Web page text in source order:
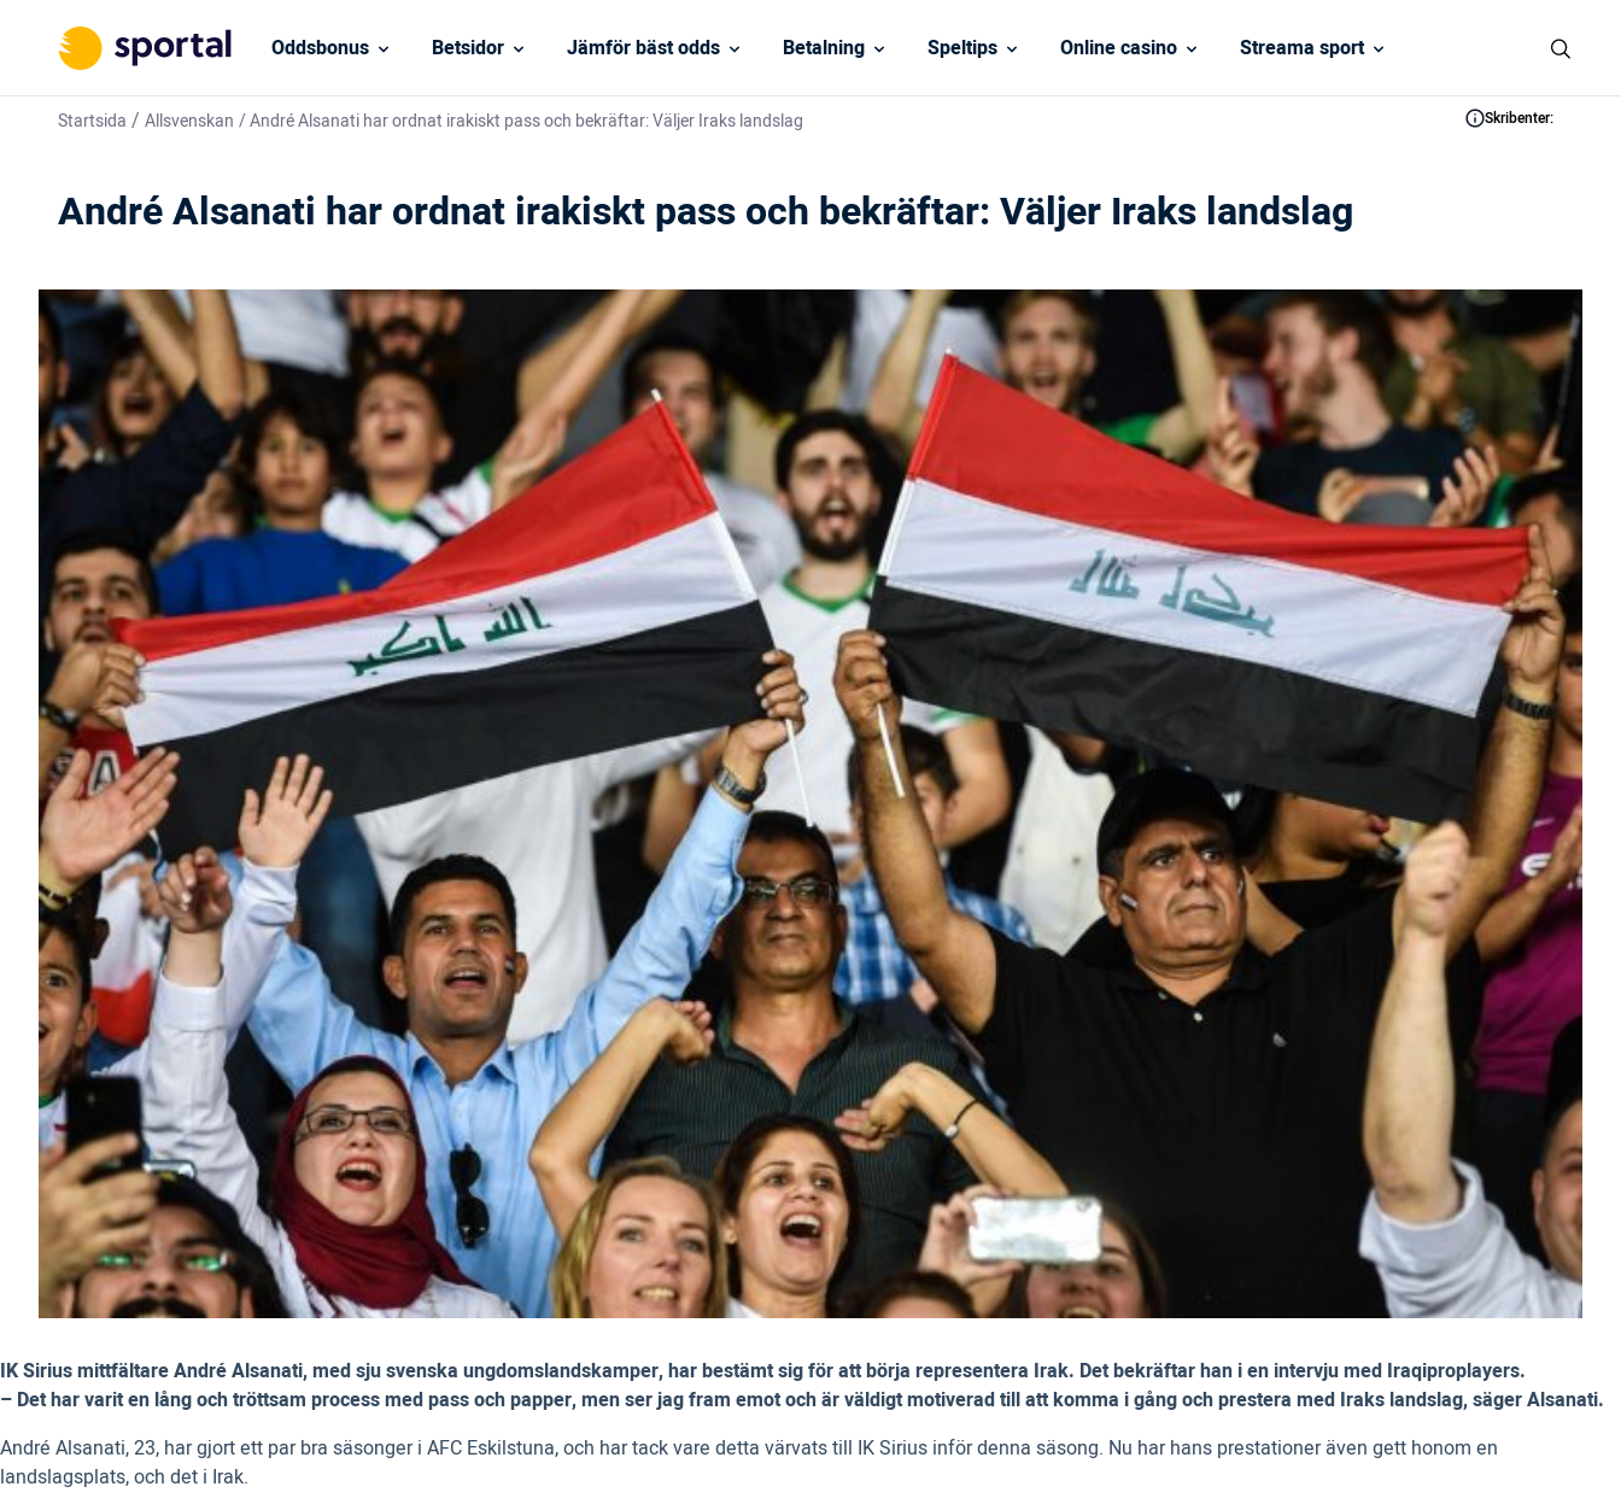
Oddsbonus Betsidor Jämför bäst odds Betalning Speltips Online casino Streama sport
Startsida / Allsvenskan /André Alsanati har ordnat irakiskt pass och bekräftar: Väljer Iraks landslag Skribenter:
André Alsanati har ordnat irakiskt pass och bekräftar: Väljer Iraks landslag
IK Sirius mittfältare André Alsanati, med sju svenska ungdomslandskamper, har bestämt sig för att börja representera Irak. Det bekräftar han i en intervju med Iraqiproplayers.
– Det har varit en lång och tröttsam process med pass och papper, men ser jag fram emot och är väldigt motiverad till att komma i gång och prestera med Iraks landslag, säger Alsanati.
André Alsanati, 23, har gjort ett par bra säsonger i AFC Eskilstuna, och har tack vare detta värvats till IK Sirius inför denna säsong. Nu har hans prestationer även gett honom en
landslagsplats, och det i Irak.